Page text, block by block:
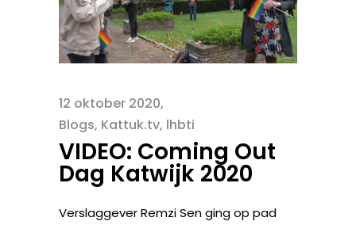
12 oktober 2020
Blogs, Kattuk.tv, lhbti
VIDEO: Coming Out
Dag Katwijk 2020
Verslaggever Remzi Sen ging op pad